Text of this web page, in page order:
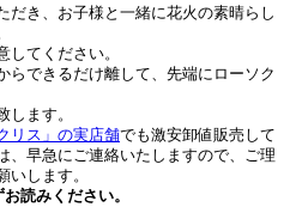
だき、お子様と一緒に花火の素晴らし
てください。
らできるだけ離して、先端にローソク
ます。
リス」の実店舗でも激安卸値販売して
、早急にご連絡いたしますので、ご理
します。
読みください。